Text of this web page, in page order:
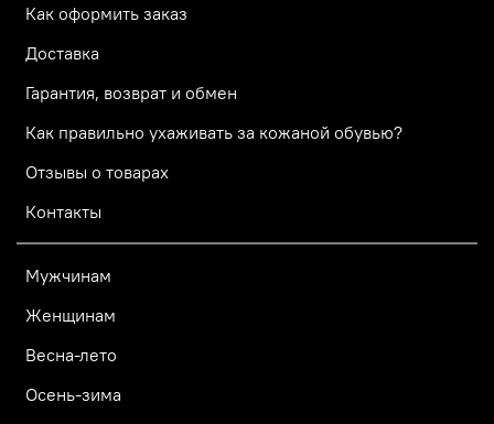
Как оформить заказ
Доставка
Гарантия, возврат и обмен
Как правильно ухаживать за кожаной обувью?
Отзывы о товарах
Контакты
Мужчинам
Женщинам
Весна-лето
Осень-зима